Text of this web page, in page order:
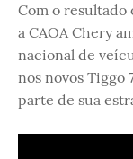
Com o resultado
a CAOA Chery
nacional de
nos novos Tiggo
parte de sua